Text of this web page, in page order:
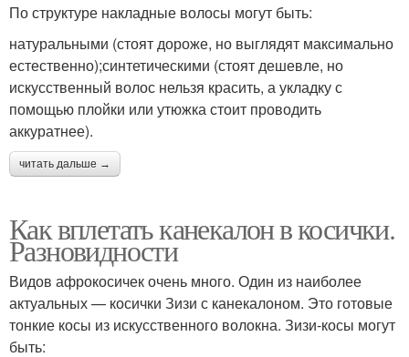
По структуре накладные волосы могут быть:
натуральными (стоят дороже, но выглядят максимально
естественно);синтетическими (стоят дешевле, но
искусственный волос нельзя красить, а укладку с
помощью плойки или утюжка стоит проводить
аккуратнее).
читать дальше →
Как вплетать канекалон в косички.
Разновидности
Видов афрокосичек очень много. Один из наиболее
актуальных — косички Зизи с канекалоном. Это готовые
тонкие косы из искусственного волокна. Зизи-косы могут
быть: